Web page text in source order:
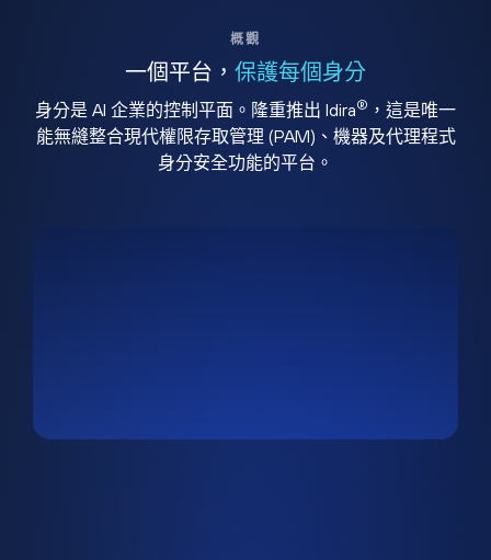
概觀
一個平台， 保護每個身分
身分是 AI 企業的控制平面。隆重推出 Idira® ，這是唯一
能無縫整合現代權限存取管理 (PAM)、機器及代理程式
身分安全功能的平台。